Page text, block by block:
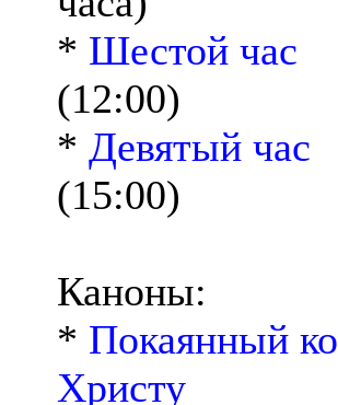
* Шестой час
(12:00)
* Девятый час
(15:00)
Каноны:
* Покаянный ко
Христу